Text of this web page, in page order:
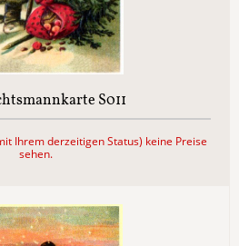
S011
Ihrem derzeitigen Status) keine Preise
sehen.